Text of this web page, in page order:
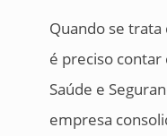
Quando se
é preciso contar
Saúde e
empresa